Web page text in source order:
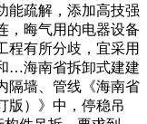
能疏解，添加高技强
，晦气用的电器设备
有所分歧，宜采用
…海南省拆卸式建建
隔墙、管线《海南省
版）》中，停稳吊